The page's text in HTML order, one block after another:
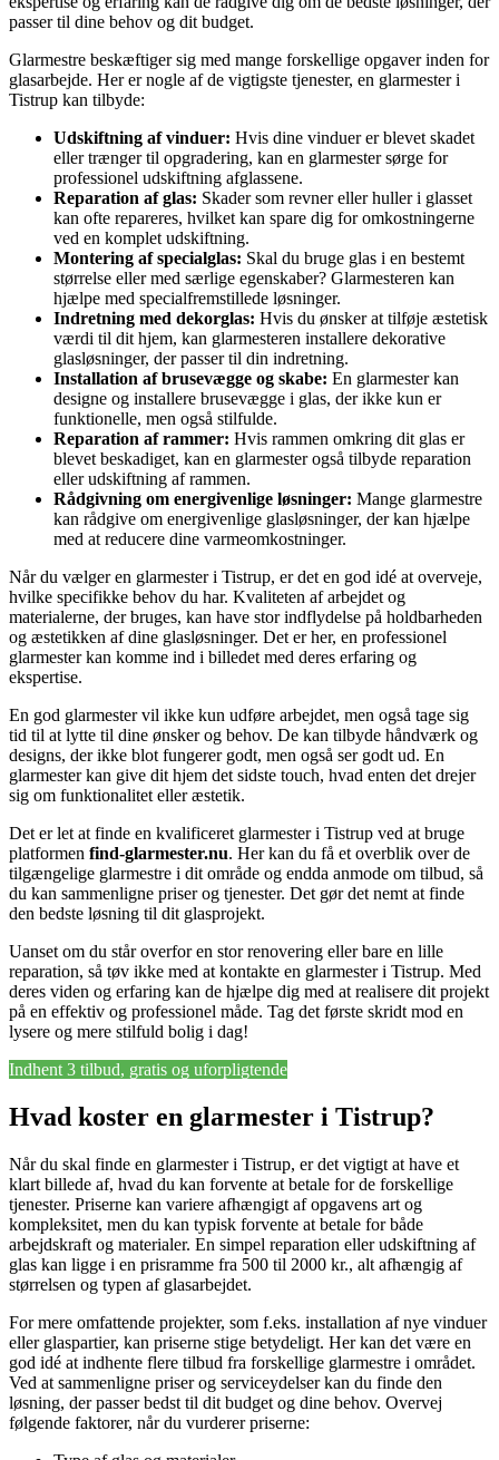
passer til dine behov og dit budget.
Glarmestre beskæftiger sig med mange forskellige opgaver inden for
glasarbejde. Her er nogle af de vigtigste tjenester, en glarmester i
Tistrup kan tilbyde:
Udskiftning af vinduer: Hvis dine vinduer er blevet skadet
eller trænger til opgradering, kan en glarmester sørge for
professionel udskiftning afglassene.
Reparation af glas: Skader som revner eller huller i glasset
kan ofte repareres, hvilket kan spare dig for omkostningerne
ved en komplet udskiftning.
Montering af specialglas: Skal du bruge glas i en bestemt
størrelse eller med særlige egenskaber? Glarmesteren kan
hjælpe med specialfremstillede løsninger.
Indretning med dekorglas: Hvis du ønsker at tilføje æstetisk
værdi til dit hjem, kan glarmesteren installere dekorative
glasløsninger, der passer til din indretning.
Installation af brusevægge og skabe: En glarmester kan
designe og installere brusevægge i glas, der ikke kun er
funktionelle, men også stilfulde.
Reparation af rammer: Hvis rammen omkring dit glas er
blevet beskadiget, kan en glarmester også tilbyde reparation
eller udskiftning af rammen.
Rådgivning om energivenlige løsninger: Mange glarmestre
kan rådgive om energivenlige glasløsninger, der kan hjælpe
med at reducere dine varmeomkostninger.
Når du vælger en glarmester i Tistrup, er det en god idé at overveje,
hvilke specifikke behov du har. Kvaliteten af arbejdet og
materialerne, der bruges, kan have stor indflydelse på holdbarheden
og æstetikken af dine glasløsninger. Det er her, en professionel
glarmester kan komme ind i billedet med deres erfaring og
ekspertise.
En god glarmester vil ikke kun udføre arbejdet, men også tage sig
tid til at lytte til dine ønsker og behov. De kan tilbyde håndværk og
designs, der ikke blot fungerer godt, men også ser godt ud. En
glarmester kan give dit hjem det sidste touch, hvad enten det drejer
sig om funktionalitet eller æstetik.
Det er let at finde en kvalificeret glarmester i Tistrup ved at bruge
platformen find-glarmester.nu. Her kan du få et overblik over de
tilgængelige glarmestre i dit område og endda anmode om tilbud, så
du kan sammenligne priser og tjenester. Det gør det nemt at finde
den bedste løsning til dit glasprojekt.
Uanset om du står overfor en stor renovering eller bare en lille
reparation, så tøv ikke med at kontakte en glarmester i Tistrup. Med
deres viden og erfaring kan de hjælpe dig med at realisere dit projekt
på en effektiv og professionel måde. Tag det første skridt mod en
lysere og mere stilfuld bolig i dag!
Indhent 3 tilbud, gratis og uforpligtende
Hvad koster en glarmester i Tistrup?
Når du skal finde en glarmester i Tistrup, er det vigtigt at have et
klart billede af, hvad du kan forvente at betale for de forskellige
tjenester. Priserne kan variere afhængigt af opgavens art og
kompleksitet, men du kan typisk forvente at betale for både
arbejdskraft og materialer. En simpel reparation eller udskiftning af
glas kan ligge i en prisramme fra 500 til 2000 kr., alt afhængig af
størrelsen og typen af glasarbejdet.
For mere omfattende projekter, som f.eks. installation af nye vinduer
eller glaspartier, kan priserne stige betydeligt. Her kan det være en
god idé at indhente flere tilbud fra forskellige glarmestre i området.
Ved at sammenligne priser og serviceydelser kan du finde den
løsning, der passer bedst til dit budget og dine behov. Overvej
følgende faktorer, når du vurderer priserne: